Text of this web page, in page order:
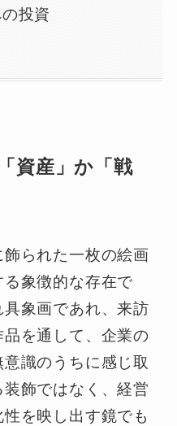
投資
資産」か「戦
られた一枚の絵画
象徴的な存在で
象画であれ、来訪
を通して、企業の
識のうちに感じ取
飾ではなく、経営
を映し出す鏡でも